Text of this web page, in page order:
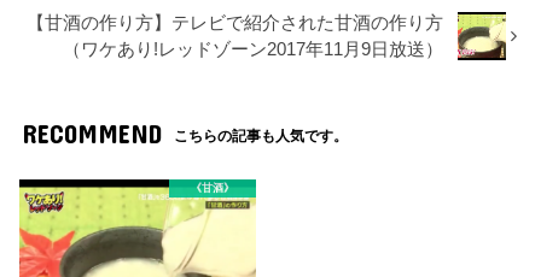
【甘酒の作り方】テレビで紹介された甘酒の作り方
（ワケあり!レッドゾーン2017年11月9日放送）
RECOMMEND こちらの記事も人気です。
《甘酒》